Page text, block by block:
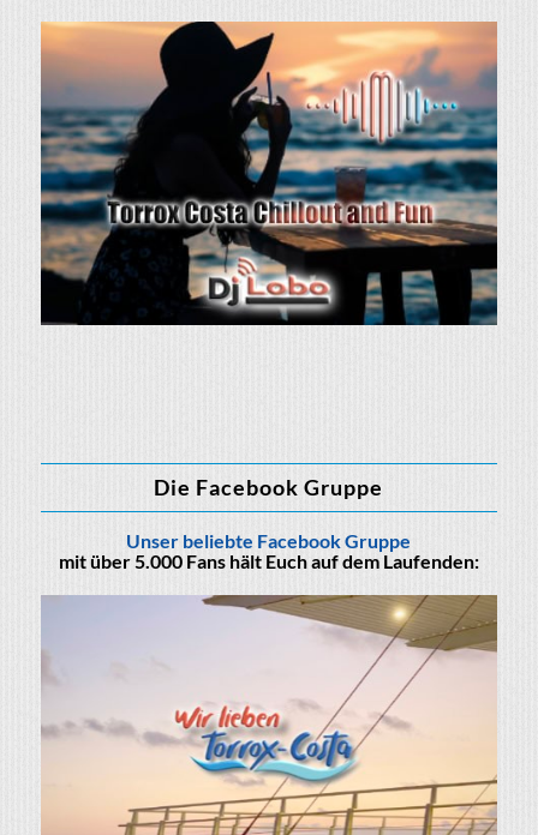
Die Facebook Gruppe
Unser beliebte Facebook Gruppe
mit über 5.000 Fans hält Euch auf dem Laufenden: